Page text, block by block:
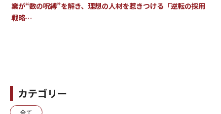
業が“数の呪縛”を解き、理想の人材を惹きつける「逆転の採用
戦略…
カテゴリー